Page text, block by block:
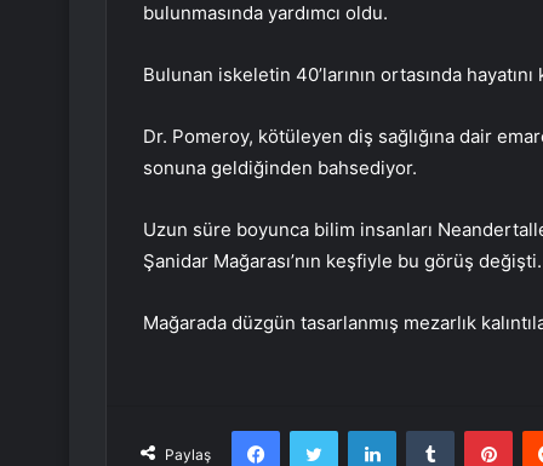
bulunmasında yardımcı oldu.
Bulunan iskeletin 40’larının ortasında
Dr. Pomeroy, kötüleyen diş sağlığına dair
sonuna geldiğinden bahsediyor.
Uzun süre boyunca bilim insanları
Şanidar Mağarası’nın keşfiyle bu görüş değişti.
Mağarada düzgün tasarlanmış mezarlık
Paylaş
FacebookTwitter LinkedInTumblr